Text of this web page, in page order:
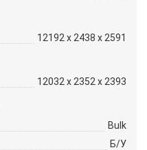
12192 x 2438 x 2591
12032 x 2352 x 2393
Bulk
Б/У